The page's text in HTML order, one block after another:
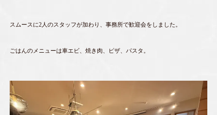
スムースに2人のスタッフが加わり、事務所で歓迎会をしました。
ごはんのメニューは車エビ、焼き肉、ピザ、パスタ。